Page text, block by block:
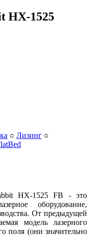
НХ-1525
○ Лизинг ○
HX-1525 FB - это
оборудование,
От предыдущей
модель лазерного
поля (они значительно